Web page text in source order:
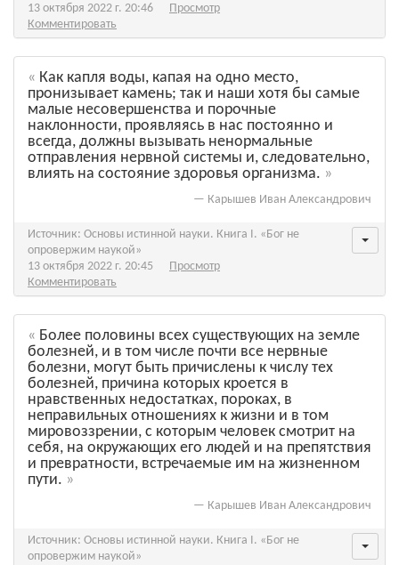
13 октября 2022 г. 20:46
Просмотр
Комментировать
Как капля воды, капая на одно место,
пронизывает камень; так и наши хотя бы самые
малые несовершенства и порочные
наклонности, проявляясь в нас постоянно и
всегда, должны вызывать ненормальные
отправления нервной системы и, следовательно,
влиять на состояние здоровья организма.
— Карышев Иван Александрович
Источник: Основы истинной науки. Книга I. «Бог не
опровержим наукой»
13 октября 2022 г. 20:45
Просмотр
Комментировать
Более половины всех существующих на земле
болезней, и в том числе почти все нервные
болезни, могут быть причислены к числу тех
болезней, причина которых кроется в
нравственных недостатках, пороках, в
неправильных отношениях к жизни и в том
мировоззрении, с которым человек смотрит на
себя, на окружающих его людей и на препятствия
и превратности, встречаемые им на жизненном
пути.
— Карышев Иван Александрович
Источник: Основы истинной науки. Книга I. «Бог не
опровержим наукой»